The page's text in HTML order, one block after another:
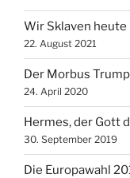
Wir Sklaven
22. August 2021
Der Morbus
24. April 2020
Hermes, der Gott
30. September 2019
Die Europawahl